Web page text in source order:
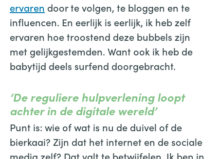
ervaren door te volgen, te bloggen en te
influencen. En eerlijk is eerlijk, ik heb zelf
ervaren hoe troostend deze bubbels zijn
met gelijkgestemden. Want ook ik heb de
babytijd deels surfend doorgebracht.
‘De reguliere hulpverlening loopt
achter in de digitale wereld’
Punt is: wie of wat is nu de duivel of de
bierkaai? Zijn dat het internet en de sociale
media zelf? Dat valt te betwijfelen. Ik ben in